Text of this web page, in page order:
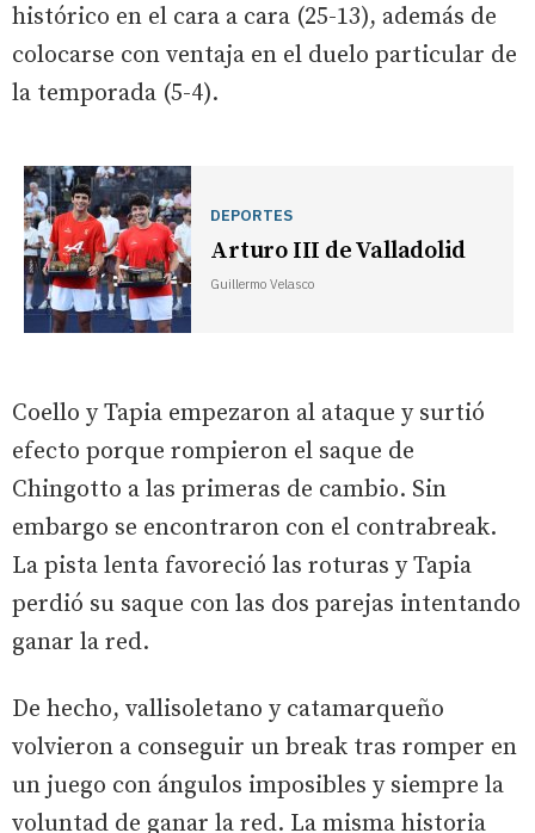
histórico en el cara a cara (25-13), además de
colocarse con ventaja en el duelo particular de
la temporada (5-4).
DEPORTES
Arturo III de Valladolid
Guillermo Velasco
Coello y Tapia empezaron al ataque y surtió
efecto porque rompieron el saque de
Chingotto a las primeras de cambio. Sin
embargo se encontraron con el contrabreak.
La pista lenta favoreció las roturas y Tapia
perdió su saque con las dos parejas intentando
ganar la red.
De hecho, vallisoletano y catamarqueño
volvieron a conseguir un break tras romper en
un juego con ángulos imposibles y siempre la
voluntad de ganar la red. La misma historia